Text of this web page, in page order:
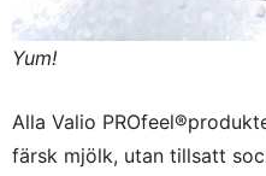
Yum!
Alla Valio
färsk mjölk, utan tillsatt